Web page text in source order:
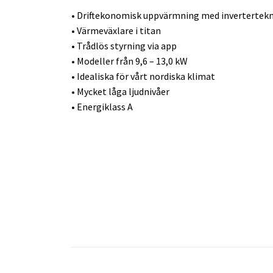
• Driftekonomisk uppvärmning med
• Värmeväxlare i titan
• Trådlös styrning via app
• Modeller från 9,6 – 13,0 kW
• Idealiska för vårt nordiska klimat
• Mycket låga ljudnivåer
• Energiklass A